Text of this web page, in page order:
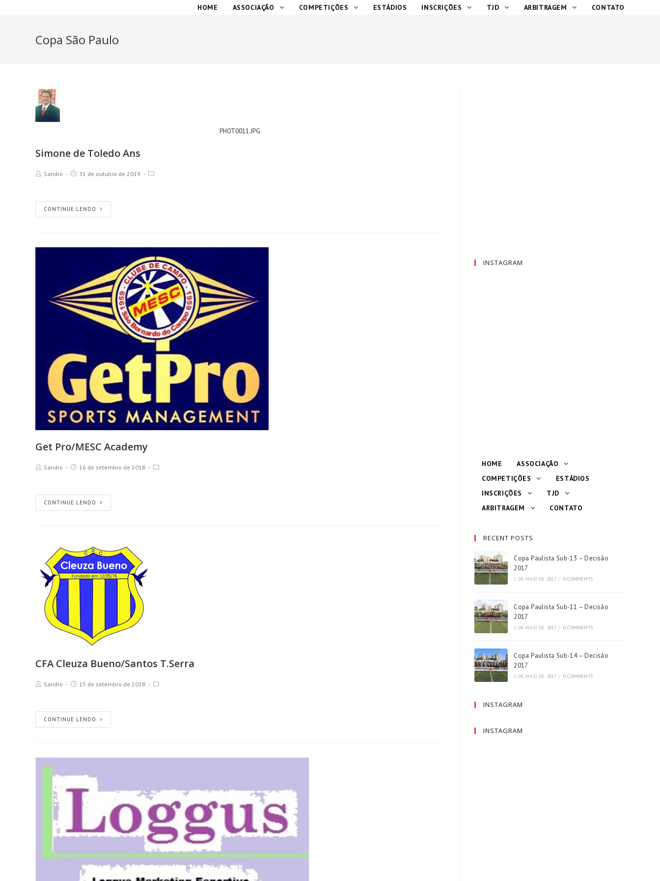
HOME ASSOCIAÇÃO COMPETIÇÕES ESTÁDIOS INSCRIÇÕES TJD ARBITRAGEM CONTATO
Copa São Paulo
PHOT0011.JPG
Simone de Toledo Ans
Sandro 31 de outubro de 2019
CONTINUE LENDO
Get Pro/MESC Academy
Sandro 16 de setembro de 2018
CONTINUE LENDO
CFA Cleuza Bueno/Santos T.Serra
Sandro 15 de setembro de 2018
CONTINUE LENDO
INSTAGRAM
HOME
ASSOCIAÇÃO
COMPETIÇÕES
ESTÁDIOS
INSCRIÇÕES
TJD
ARBITRAGEM
CONTATO
RECENT POSTS
Copa Paulista Sub-13 – Decisão
2017
1 DE MAIO DE 2017 / 0 COMMENTS
Copa Paulista Sub-11 – Decisão
2017
1 DE MAIO DE 2017 / 0 COMMENTS
Copa Paulista Sub-14 – Decisão
2017
1 DE MAIO DE 2017 / 0 COMMENTS
INSTAGRAM
INSTAGRAM